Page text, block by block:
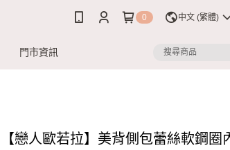
0 中文 (繁體)
門市資訊
【戀人歐若拉】美背側包蕾絲軟鋼圈